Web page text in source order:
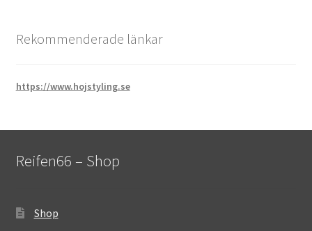
Rekommenderade länkar
https://www.hojstyling.se
Reifen66 – Shop
Shop